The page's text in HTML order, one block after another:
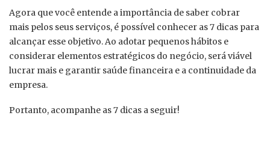
Agora que você entende a importância de saber cobrar
mais pelos seus serviços, é possível conhecer as 7 dicas para
alcançar esse objetivo. Ao adotar pequenos hábitos e
considerar elementos estratégicos do negócio, será viável
lucrar mais e garantir saúde financeira e a continuidade da
empresa.
Portanto, acompanhe as 7 dicas a seguir!